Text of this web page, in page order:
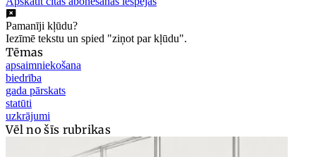
Pamanīji kļūdu?
Iezīmē tekstu un spied "ziņot par kļūdu".
Tēmas
apsaimniekošana
biedrība
gada pārskats
statūti
uzkrājumi
Vēl no šīs rubrikas